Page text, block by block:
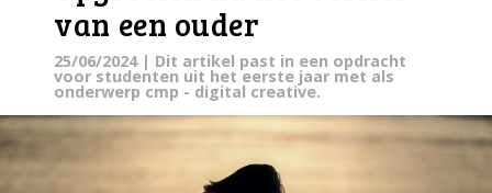
van een ouder
25/06/2024| Dit artikel past in een opdracht
voor studenten uit het eerste jaar met als
onderwerp cmp - digital creative.